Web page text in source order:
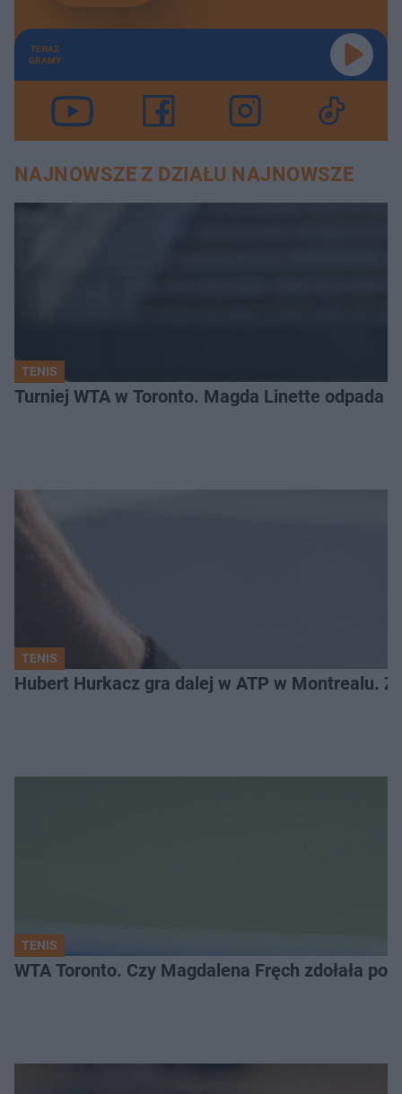
TERAZ
GRAMY
NAJNOWSZE Z DZIAŁU NAJNOWSZE
TENIS
Turniej WTA w Toronto. Magda Linette odpada
TENIS
Hubert Hurkacz gra dalej w ATP w Montrealu.
TENIS
WTA Toronto. Czy Magdalena Fręch zdołała